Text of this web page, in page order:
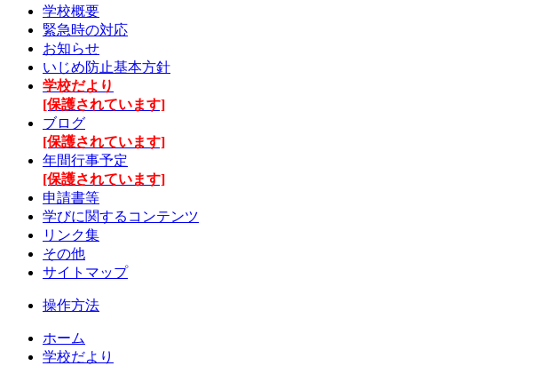
学校概要
緊急時の対応
お知らせ
いじめ防止基本方針
学校だより
[保護されています]
ブログ
[保護されています]
年間行事予定
[保護されています]
申請書等
学びに関するコンテンツ
リンク集
その他
サイトマップ
操作方法
ホーム
学校だより